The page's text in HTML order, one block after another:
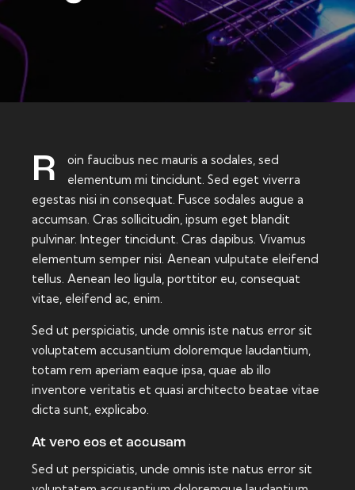
Roin faucibus nec mauris a sodales, sed
elementum mi tincidunt. Sed eget viverra
egestas nisi in consequat. Fusce sodales augue a
accumsan. Cras sollicitudin, ipsum eget blandit
pulvinar. Integer tincidunt. Cras dapibus. Vivamus
elementum semper nisi. Aenean vulputate eleifend
tellus. Aenean leo ligula, porttitor eu, consequat
vitae, eleifend ac, enim.
Sed ut perspiciatis, unde omnis iste natus error sit
voluptatem accusantium doloremque laudantium,
totam rem aperiam eaque ipsa, quae ab illo
inventore veritatis et quasi architecto beatae vitae
dicta sunt, explicabo.
At vero eos et accusam
Sed ut perspiciatis, unde omnis iste natus error sit